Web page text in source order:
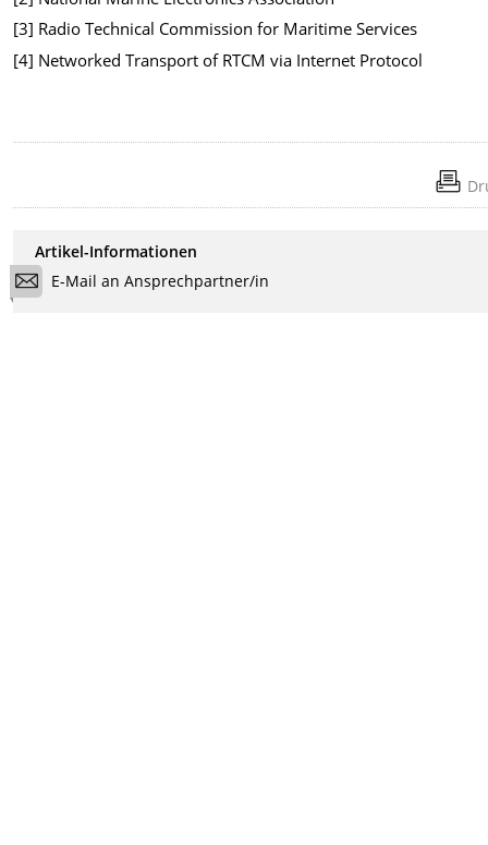
[3] Radio Technical Commission for Maritime Services
[4] Networked Transport of RTCM via Internet Protocol
Artikel-Informationen
E-Mail an Ansprechpartner/in